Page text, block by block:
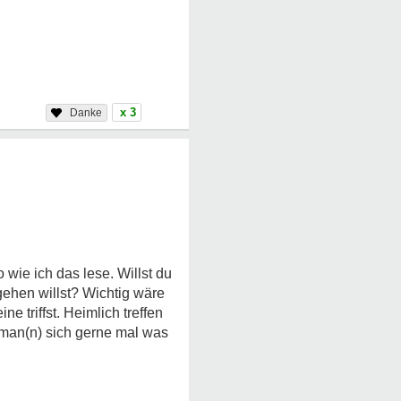
x 3
wie ich das lese. Willst du
willst? Wichtig wäre
triffst. Heimlich treffen
sich gerne mal was